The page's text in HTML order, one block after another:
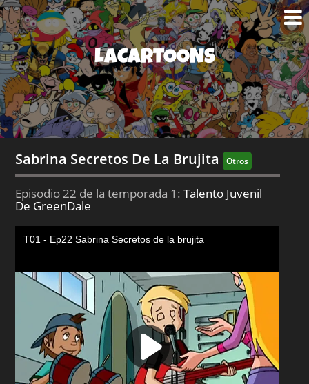
LACARTOONS
Sabrina Secretos De La Brujita Otros
Episodio 22 de la temporada 1:Talento Juvenil
De GreenDale